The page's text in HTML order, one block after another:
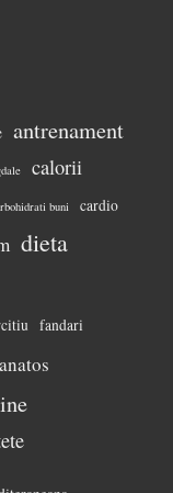
antrenament
calorii
buni cardio
dieta
fandari